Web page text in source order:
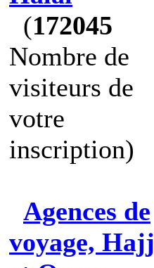
(172045
Nombre de
visiteurs de
votre
inscription)
Agences de
voyage, Hajj